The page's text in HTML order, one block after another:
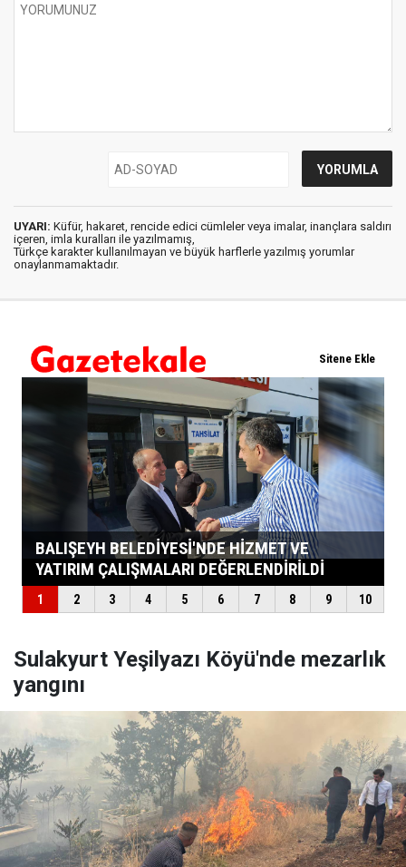
UYARI: Küfür, hakaret, rencide edici cümleler veya imalar, inançlara saldırı
içeren, imla kuralları ile yazılmamış,
Türkçe karakter kullanılmayan ve büyük harflerle yazılmış yorumlar
onaylanmamaktadır.
Sulakyurt Yeşilyazı Köyü'nde mezarlık
yangını